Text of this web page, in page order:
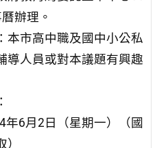
辦理。
本市高中職及國中小公私
導人員或對本議題有興趣
年6月2日（星期一）（國